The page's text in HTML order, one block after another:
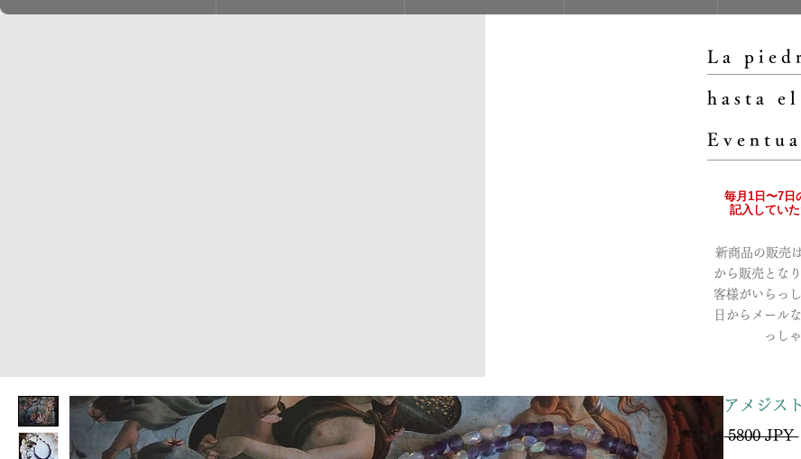
La
hasta
毎月1日〜7日
記入してい
新商品の販売
から販売とな
客様がいらっ
日からメール
っし
アメジス
5800 JPY